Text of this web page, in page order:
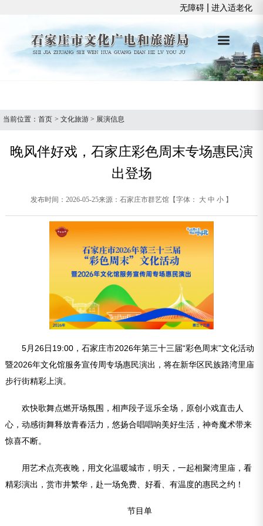
无障碍 |进入适老化
当前位置：首页 >文化旅游 > 展演信息
晚风伴好戏，石家庄彩色周末专场惠民演
出登场
发布时间：2026-05-25来源：石家庄市群艺馆 【字体： 大 中 小 】
5月26日19:00，石家庄市2026年第三十三届“彩色周末”文化活动
暨2026年文化馆服务宣传周专场惠民演出，将在新华区民族路湾里庙
步行街精彩上演。
欢快歌舞点燃开场氛围，相声段子逗乐全场，原创小戏直击人
心，动感街舞释放青春活力，悠扬合唱唱响美好生活，神奇魔术带来
惊喜不断。
用艺术点亮夜晚，用文化温暖城市，明天，一起相聚湾里庙，看
精彩演出，赏市井繁华，赴一场免费、好看、有温度的惠民之约！
节目单